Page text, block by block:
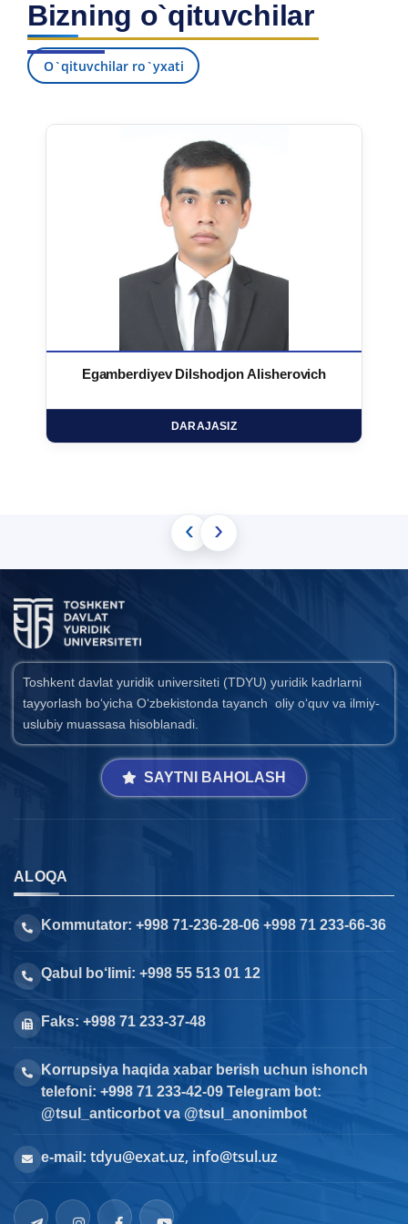
Bizning o`qituvchilar
O`qituvchilar ro`yxati
Egamberdiyev Dilshodjon Alisherovich
DARAJASIZ
‹ ›
Toshkent davlat yuridik universiteti (TDYU) yuridik kadrlarni
tayyorlash bo‘yicha O‘zbekistonda tayanch oliy o‘quv va ilmiy-
uslubiy muassasa hisoblanadi.
SAYTNI BAHOLASH
ALOQA
Kommutator: +998 71-236-28-06 +998 71 233-66-36
Qabul bo‘limi: +998 55 513 01 12
Faks: +998 71 233-37-48
Korrupsiya haqida xabar berish uchun ishonch
telefoni: +998 71 233-42-09 Telegram bot:
@tsul_anticorbot va @tsul_anonimbot
e-mail: tdyu@exat.uz, info@tsul.uz
7. Call-center (4) 8. Bakalavriat kvotasi (3)
9. Magistratura kvotasi (4) ✉️ Adminga yozish